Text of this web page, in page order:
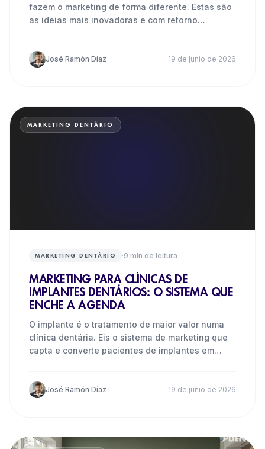
fazem o marketing de forma diferente. Estas são
as ideias mais inovadoras e com retorno
José Ramón Díaz 19 de junio de 2026
MARKETING DENTÁRIO
MARKETING DENTÁRIO ·9 min de leitura
MARKETING PARA CLÍNICAS DE
IMPLANTES DENTÁRIOS: O SISTEMA QUE
ENCHE A AGENDA
O implante é o tratamento de maior valor numa
clínica dentária. Eis o sistema de marketing que
capta e converte pacientes de implantes em
José Ramón Díaz 19 de junio de 2026